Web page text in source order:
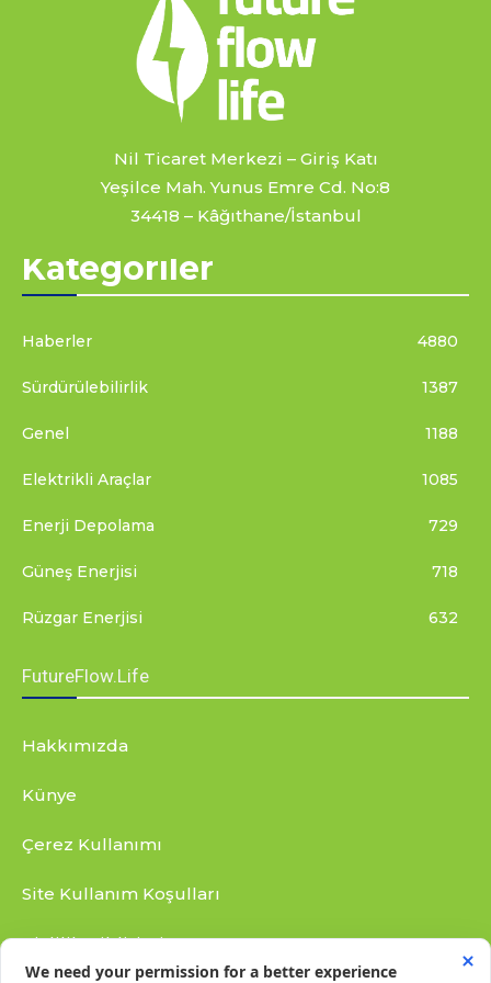
Nil Ticaret Merkezi – Giriş Katı
Yeşilce Mah. Yunus Emre Cd. No:8
34418 – Kâğıthane/İstanbul
Kategoriler
Haberler 4880
Sürdürülebilirlik 1387
Genel 1188
Elektrikli Araçlar 1085
Enerji Depolama 729
Güneş Enerjisi 718
Rüzgar Enerjisi 632
FutureFlow.Life
Hakkımızda
Künye
Çerez Kullanımı
Site Kullanım Koşulları
Gizlilik Bildirimi